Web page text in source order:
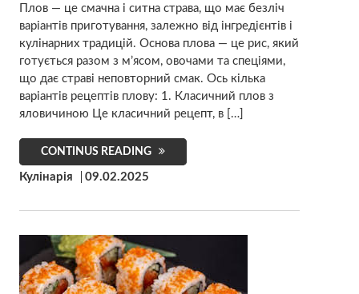
Плов — це смачна і ситна страва, що має безліч
варіантів приготування, залежно від інгредієнтів і
кулінарних традицій. Основа плова — це рис, який
готується разом з м’ясом, овочами та спеціями,
що дає страві неповторний смак. Ось кілька
варіантів рецептів плову: 1. Класичний плов з
яловичиною Це класичний рецепт, в […]
CONTINUS READING
Кулінарія 09.02.2025